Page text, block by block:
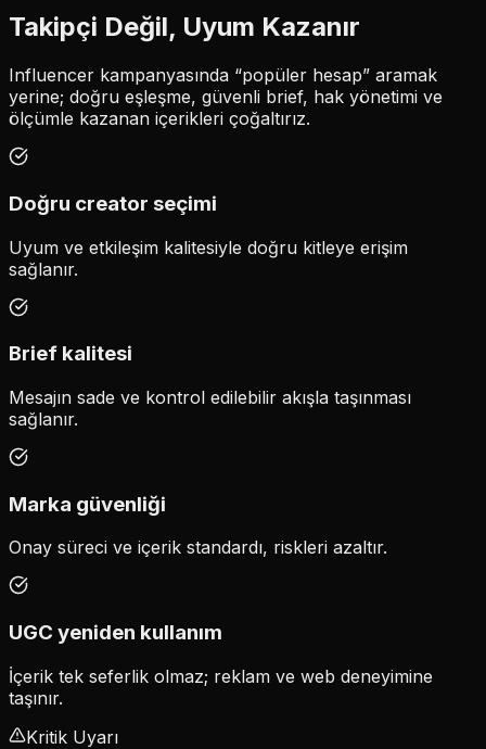
Takipçi Değil, Uyum Kazanır
Influencer kampanyasında “popüler hesap” aramak
yerine; doğru eşleşme, güvenli brief, hak yönetimi ve
ölçümle kazanan içerikleri çoğaltırız.
Doğru creator seçimi
Uyum ve etkileşim kalitesiyle doğru kitleye erişim
sağlanır.
Brief kalitesi
Mesajın sade ve kontrol edilebilir akışla taşınması
sağlanır.
Marka güvenliği
Onay süreci ve içerik standardı, riskleri azaltır.
UGC yeniden kullanım
İçerik tek seferlik olmaz; reklam ve web deneyimine
taşınır.
Kritik Uyarı